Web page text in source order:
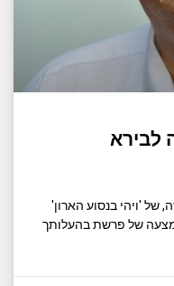
לבירא
'ויהי בנסוע הארון'
של פרשת בהעלותך